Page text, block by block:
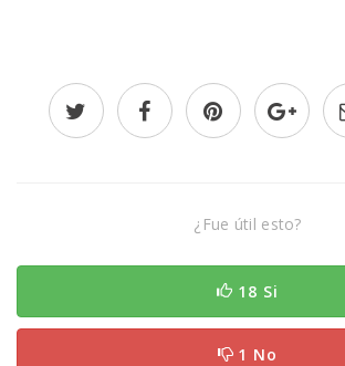
¿Fue útil esto?
18 Si
1 No